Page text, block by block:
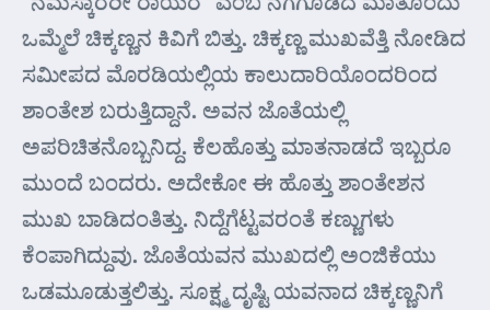
ಒಮ್ಮೆಲೆ ಚಿಕ್ಕಣ್ಣನ ಕಿವಿಗೆ ಬಿತ್ತು. ಚಿಕ್ಕಣ್ಣ ಮುಖವೆತ್ತಿ ನೋಡಿದ
ಸಮೀಪದ ಮೊರಡಿಯಲ್ಲಿಯ ಕಾಲುದಾರಿಯೊಂದರಿಂದ
ಶಾಂತೇಶ ಬರುತ್ತಿದ್ದಾನೆ. ಅವನ ಜೊತೆಯಲ್ಲಿ
ಅಪರಿಚಿತನೊಬ್ಬನಿದ್ದ. ಕೆಲಹೊತ್ತು ಮಾತನಾಡದೆ ಇಬ್ಬರೂ
ಮುಂದೆ ಬಂದರು. ಅದೇಕೋ ಈ ಹೊತ್ತು ಶಾಂತೇಶನ
ಮುಖ ಬಾಡಿದಂತಿತ್ತು. ನಿದ್ದೆಗೆಟ್ಟವರಂತೆ ಕಣ್ಣುಗಳು
ಕೆಂಪಾಗಿದ್ದುವು. ಜೊತೆಯವನ ಮುಖದಲ್ಲಿ ಅಂಜಿಕೆಯು
ಒಡಮೂಡುತ್ತಲಿತ್ತು. ಸೂಕ್ಷ್ಮ ದೃಷ್ಟಿ ಯವನಾದ ಚಿಕ್ಕಣ್ಣನಿಗೆ